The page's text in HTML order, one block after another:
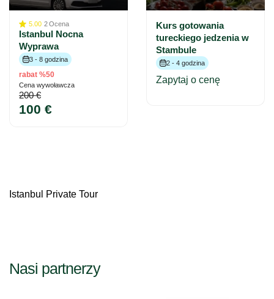
5.00 2Ocena
Istanbul Nocna
Wyprawa
3 - 8 godzina
rabat %50
Cena wywoławcza
200 €
100 €
Kurs gotowania
tureckiego jedzenia w
Stambule
2 - 4 godzina
Zapytaj o cenę
Istanbul Private Tour
Nasi partnerzy